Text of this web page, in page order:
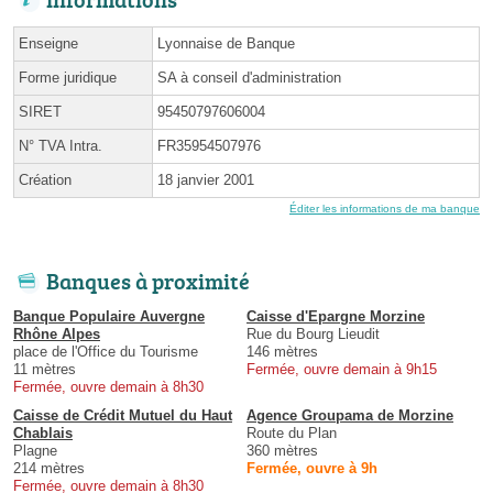
Enseigne Lyonnaise de Banque
Forme juridique SA à conseil d'administration
SIRET 95450797606004
N° TVA Intra. FR35954507976
Création 18 janvier 2001
Éditer les informations de ma banque
Banques à proximité
Banque Populaire Auvergne
Rhône Alpes
place de l'Office du Tourisme
11 mètres
Fermée, ouvre demain à 8h30
Caisse d'Epargne Morzine
Rue du Bourg Lieudit
146 mètres
Fermée, ouvre demain à 9h15
Caisse de Crédit Mutuel du Haut
Chablais
Plagne
214 mètres
Fermée, ouvre demain à 8h30
Agence Groupama de Morzine
Route du Plan
360 mètres
Fermée, ouvre à 9h